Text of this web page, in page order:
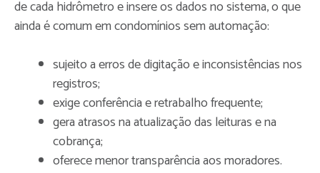
de cada hidrômetro e insere os dados no sistema, o que
ainda é comum em condomínios sem automação:
sujeito a erros de digitação e inconsistências nos
registros;
exige conferência e retrabalho frequente;
gera atrasos na atualização das leituras e na
cobrança;
oferece menor transparência aos moradores.